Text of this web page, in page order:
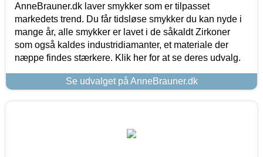
AnneBrauner.dk laver smykker som er tilpasset
markedets trend. Du får tidsløse smykker du kan nyde i
mange år, alle smykker er lavet i de såkaldt Zirkoner
som også kaldes industridiamanter, et materiale der
næppe findes stærkere. Klik her for at se deres udvalg.
Se udvalget på AnneBrauner.dk